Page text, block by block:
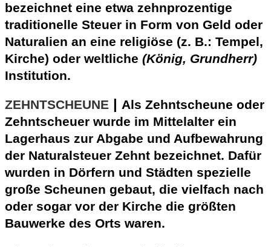
bezeichnet eine etwa zehnprozentige
traditionelle Steuer in Form von Geld oder
Naturalien an eine religiöse (z. B.: Tempel,
Kirche) oder weltliche (König, Grundherr)
Institution.
ZEHNTSCHEUNE | Als Zehntscheune oder
Zehntscheuer wurde im Mittelalter ein
Lagerhaus zur Abgabe und Aufbewahrung
der Naturalsteuer Zehnt bezeichnet. Dafür
wurden in Dörfern und Städten spezielle
große Scheunen gebaut, die vielfach nach
oder sogar vor der Kirche die größten
Bauwerke des Orts waren.